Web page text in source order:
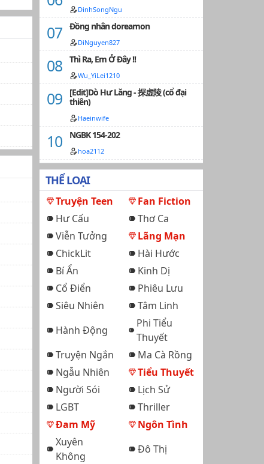
DinhSongNgu
Đồng nhân doreamon
DiNguyen827
Thì Ra, Em Ở Đây !!
Wu_YiLei1210
[Edit]Dò Hư Lăng - 探虚陵 (cổ đại
thiên)
Haeinwife
NGBK 154-202
hoa2112
THỂ LOẠI
Truyện Teen
Fan Fiction
Hư Cấu
Thơ Ca
Viễn Tưởng
Lãng Mạn
ChickLit
Hài Hước
Bí Ẩn
Kinh Dị
Cổ Điển
Phiêu Lưu
Siêu Nhiên
Tâm Linh
Hành Động
Phi Tiểu
Thuyết
Truyện Ngắn
Ma Cà Rồng
Ngẫu Nhiên
Tiểu Thuyết
Người Sói
Lịch Sử
LGBT
Thriller
Đam Mỹ
Ngôn Tình
Xuyên
Không
Đô Thị